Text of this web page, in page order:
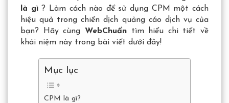
là gì? Làm cách nào để sử dụng CPM một cách
hiệu quả trong chiến dịch quảng cáo dịch vụ của
bạn? Hãy cùng WebChuẩntìm hiểu chi tiết về
khái niệm này trong bài viết dưới đây!
Mục lục
CPM là gì?